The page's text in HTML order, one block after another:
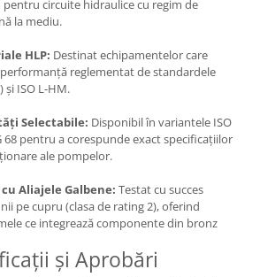
pentru circuite hidraulice cu regim de
la mediu.
HLP: Destinat echipamentelor care
reglementat de standardele
și ISO L-HM.
Selectabile: Disponibil în variantele ISO
68 pentru a corespunde exact specificațiilor
ale pompelor.
Aliajele Galbene: Testat cu succes
pe cupru (clasa de rating 2), oferind
ce integrează componente din bronz
și Aprobări